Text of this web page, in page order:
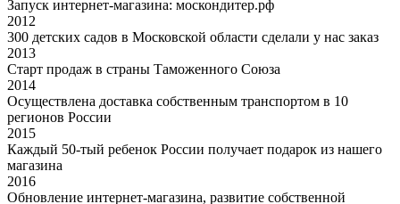
Запуск интернет-магазина: москондитер.рф
2012
300 детских садов в Московской области сделали у нас заказ
2013
Старт продаж в страны Таможенного Союза
2014
Осуществлена доставка собственным транспортом в 10
регионов России
2015
Каждый 50-тый ребенок России получает подарок из нашего
магазина
2016
Обновление интернет-магазина, развитие собственной